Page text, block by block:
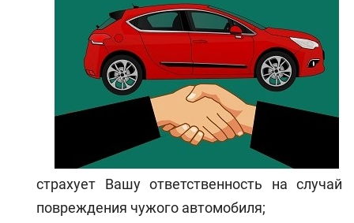
страхует Вашу ответственность на случай
повреждения чужого автомобиля;